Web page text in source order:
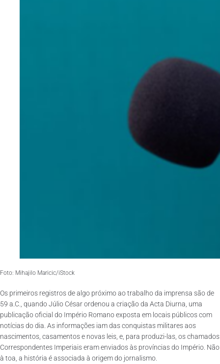
Foto: Mihajilo Maricic/iStock
Os primeiros registros de algo próximo ao trabalho da imprensa são de
59 a.C., quando Júlio César ordenou a criação da Acta Diurna, uma
publicação oficial do Império Romano exposta em locais públicos com
notícias do dia. As informações iam das conquistas militares aos
nascimentos, casamentos e novas leis, e, para produzi-las, os chamados
Correspondentes Imperiais eram enviados às províncias do Império. Não
à toa, a história é associada à origem do jornalismo.